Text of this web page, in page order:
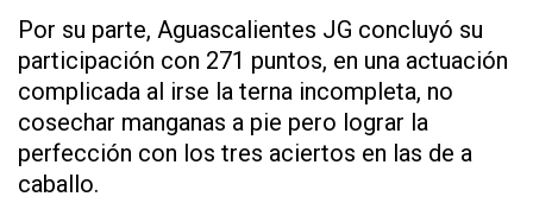
Por su parte, Aguascalientes JG concluyó su
participación con 271 puntos, en una actuación
complicada al irse la terna incompleta, no
cosechar manganas a pie pero lograr la
perfección con los tres aciertos en las de a
caballo.